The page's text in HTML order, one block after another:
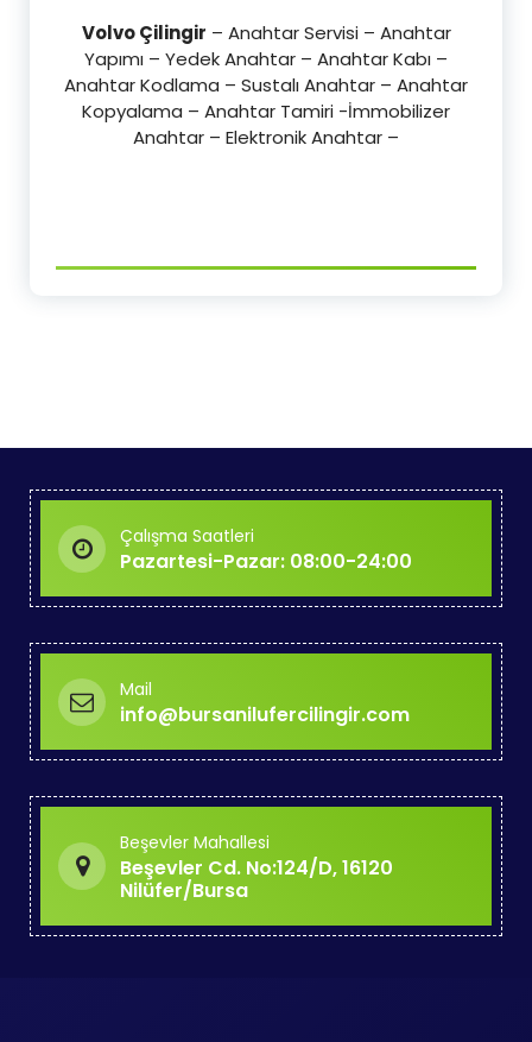
Volvo Çilingir – Anahtar Servisi – Anahtar
Yapımı – Yedek Anahtar – Anahtar Kabı –
Anahtar Kodlama – Sustalı Anahtar – Anahtar
Kopyalama – Anahtar Tamiri -İmmobilizer
Anahtar – Elektronik Anahtar –
Çalışma Saatleri
Pazartesi-Pazar: 08:00-24:00
Mail
info@bursanilufercilingir.com
Beşevler Mahallesi
Beşevler Cd. No:124/D, 16120
Nilüfer/Bursa